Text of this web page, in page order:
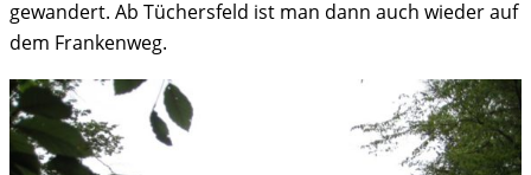
gewandert. Ab Tüchersfeld ist man dann auch wieder auf
dem Frankenweg.